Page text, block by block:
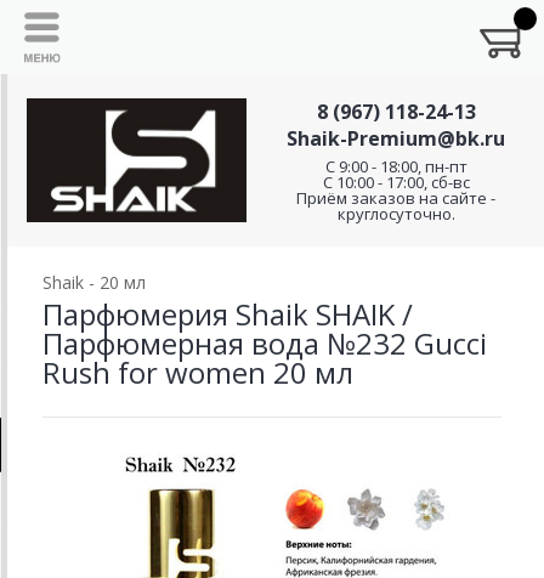
8 (967) 118-24-13
Shaik-Premium@bk.ru
C 9:00 - 18:00, пн-пт
С 10:00 - 17:00, сб-вс
Приём заказов на сайте -
круглосуточно.
Shaik - 20 мл
Парфюмерия Shaik SHAIK /
Парфюмерная вода №232 Gucci
Rush for women 20 мл